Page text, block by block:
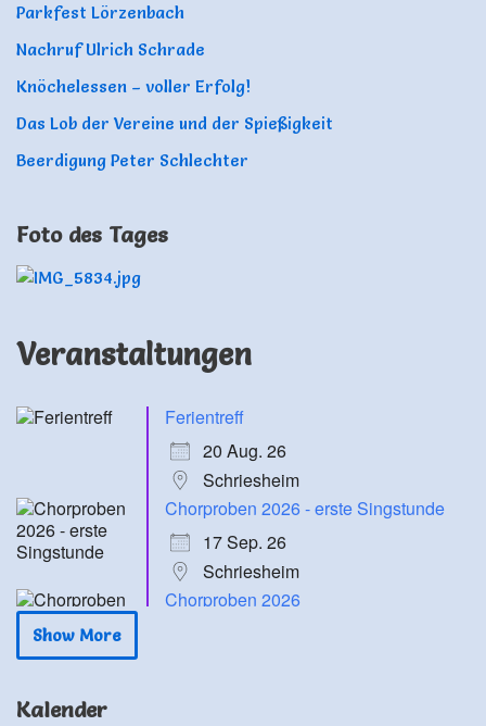
Parkfest Lörzenbach
Nachruf Ulrich Schrade
Knöchelessen – voller Erfolg!
Das Lob der Vereine und der Spießigkeit
Beerdigung Peter Schlechter
Foto des Tages
Veranstaltungen
Ferientreff
20 Aug. 26
Schriesheim
Chorproben 2026 - erste Singstunde
17 Sep. 26
Schriesheim
Chorproben 2026
Show More
Kalender